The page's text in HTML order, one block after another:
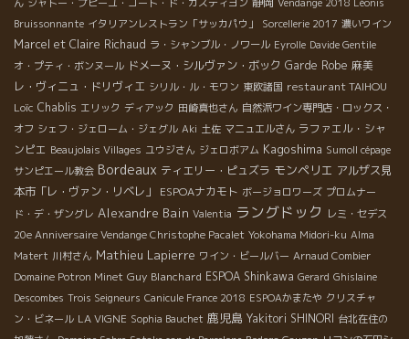
Bruissonnante イタリアンレストラン「サッカパウ」 Sorcellerie 2017 濃いワイン
Marcel et Claire Richaud ラ・シャンブル・ノワール Eyrolle Davide Gentile
オ・プティ・ボンヌール ドメーヌ・シルヴァン・ボック Garde Robe 麻美
レ・ヴィニュ・ドリヴィエ シリル・ル・モワン 東欧諸国 restaurant TAIHOU
Loïc Chablis エリック ディアック 田崎真也さん 自然派ワイン専門店・ロックス・
オフ シェフ・ジェローム・ジェグル Aki 土佐 マニュエルさん ラファエル・シャ
ンピエ Beaujolais Villages ユウジさん ジェロボアム Kagoshima Sumoll cépage
サンピエール教会 Bordeaux ティエリー・ピュズラ モンペリエ アルザス見
本市「レ・ヴァン・リベレ」
ESPOAナカモト ボージョロワーズ プロムナー
ド・デ・ザングレ Alexandre Bain Valentia ラングドック レミ・セデス
20e Anniversaire Vendange Christophe Pacalet Yokohama Midori-ku Alma
Matert 川村さん Mathieu Lapierre ワイン・ビールバー Arnaud Combier
Domaine Potron Minet Guy Blanchard ESPOA Shinkawa Gerard Ghislaine
Descombes Trois Seigneurs Canicule France 2018 ESPOAかまたや クリスチャ
ン・ビネール LA VIGNE Sophia Bauchet 鹿児島 Yakitori SHINORI 台北在住の